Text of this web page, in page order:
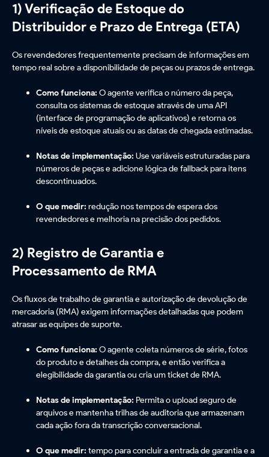
1) Verificação de Estoque do
Distribuidor e Prazo de Entrega (ETA)
Os revendedores frequentemente precisam de informações em
tempo real sobre a disponibilidade de peças ou prazos de entrega.
Como funciona: O agente verifica o número da peça,
consulta os sistemas de estoque através de uma API
(interface de programação de aplicativos) e retorna os
níveis de estoque atuais ou as datas de chegada estimadas.
Notas de implementação: Use variáveis estruturadas para
números de peças e adicione lógica de fallback para itens
descontinuados.
O que medir: redução nos tempos de espera dos
revendedores e melhoria na precisão dos pedidos.
2) Registro de Garantia e
Processamento de RMA
Os fluxos de trabalho de garantia e autorização de devolução de
mercadoria (RMA) exigem informações detalhadas que podem
atrasar as equipes de suporte.
Como funciona: O agente coleta números de série, fotos
do produto e detalhes da compra, e então verifica a
elegibilidade da garantia ou cria um ticket de RMA.
Notas de implementação: Permita o upload seguro de
arquivos e mantenha trilhas de auditoria que armazenam
cada ação fora da transcrição conversacional.
O que medir: tempo para concluir a entrada de garantia e a